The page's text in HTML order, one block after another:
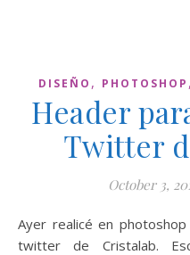
DISEÑO , PHOTOSHOP ,
Header
Twitter
October 3,
Ayer realicé en photoshop una imagen para la cuenta de
twitter de Cristalab.